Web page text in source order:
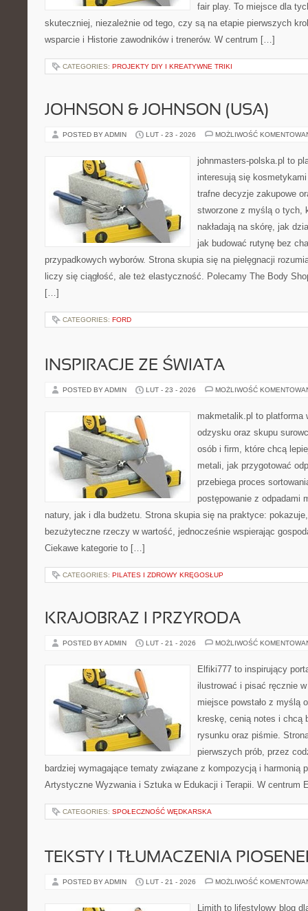
fair play. To miejsce dla
skuteczniej, niezależnie od tego, czy są na etapie pierwszych
wsparcie i Historie zawodników i trenerów. W centrum […]
CATEGORIES: PROJEKTY DIY I KREATYWNE TRIKI
JOHNSON & JOHNSON (USA)
POSTED BY ADMIN LUT - 23 - 2026 MOŻLIWOŚĆ
johnmasters-polska.pl to
interesują się
trafne decyzje zakupowe
stworzone z myślą o tych,
nakładają na skórę, jak
jak budować rutynę bez
przypadkowych wyborów. Strona skupia się na pielęgnacji
liczy się ciągłość, ale też elastyczność. Polecamy The Body
[…]
CATEGORIES: FORD
INSPIRACJE ZE ŚWIATA
POSTED BY ADMIN LUT - 23 - 2026 MOŻLIWOŚĆ
makmetalik.pl to platforma
odzysku oraz skupu
osób i firm, które chcą
metali, jak przygotować
przebiega proces
postępowanie z odpadami
natury, jak i dla budżetu. Strona skupia się na praktyce:
bezużyteczne rzeczy w wartość, jednocześnie wspierając
Ciekawe kategorie to […]
CATEGORIES: PILATES I ZDROWY KRĘGOSŁUP
KRAJOBRAZ I PRZYRODA
POSTED BY ADMIN LUT - 21 - 2026 MOŻLIWOŚĆ
Elfiki777 to inspirujący
ilustrować i pisać ręcznie
miejsce powstało z myślą
kreskę, cenią notes i chcą
rysunku oraz piśmie.
pierwszych prób, przez
bardziej wymagające tematy związane z kompozycją i harmonią
Artystyczne Wyzwania i Sztuka w Edukacji i Terapii. W centrum
CATEGORIES: SPOŁECZNOŚĆ WĘDKARSKA
TEKSTY I TŁUMACZENIA
POSTED BY ADMIN LUT - 21 - 2026 MOŻLIWOŚĆ
Limith to lifestylowy blog